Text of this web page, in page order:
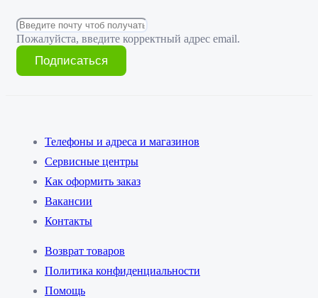
Пожалуйста, введите корректный адрес email.
Подписаться
Телефоны и адреса и магазинов
Сервисные центры
Как оформить заказ
Вакансии
Контакты
Возврат товаров
Политика конфиденциальности
Помощь